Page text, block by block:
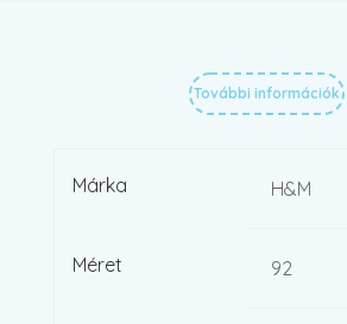
További információk
Márka H&M
Méret 92